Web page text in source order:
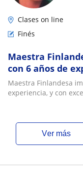
Clases on line
Finés
Maestra
con 6 años de
resultados con
Maestra Finlandesa
experiencia, y con
ver más